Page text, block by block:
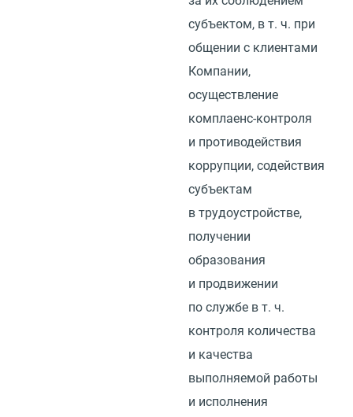
субъектом, в т. ч. при
общении с клиентами
Компании,
осуществление
комплаенс-контроля
и противодействия
коррупции, содействия
субъектам
в трудоустройстве,
получении
образования
и продвижении
по службе в т. ч.
контроля количества
и качества
выполняемой работы
и исполнения